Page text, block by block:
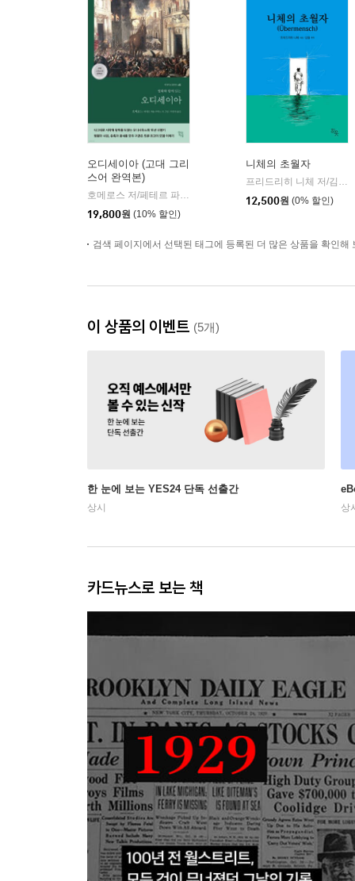
오디세이아 (고대 그리
스어 완역본)
| 현대지성
19,800원 (10% 할인)
니체의 초월자
12,500원 (0% 할인)
검색 페이지에서 선택된 태그에 등록된 더 많은 상품을 확인해
이 상품의 이벤트 (5개)
한 눈에 보는 YES24 단독 선출간
상시 상
카드뉴스로 보는 책